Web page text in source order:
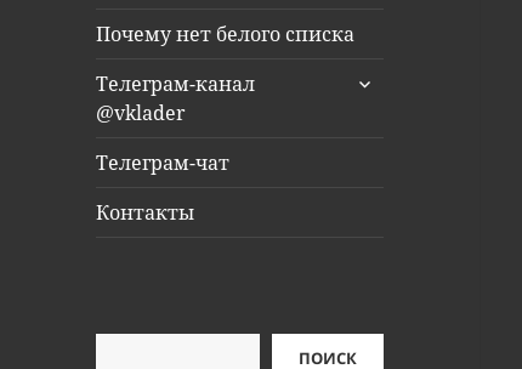
Почему нет белого списка
Телеграм-канал
@vklader
раскрыть
Телеграм-чат
Контакты
ПОИСК